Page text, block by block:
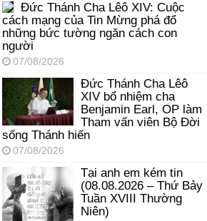
Đức Thánh Cha Lêô XIV: Cuộc
cách mạng của Tin Mừng phá đổ
những bức tường ngăn cách con
người
07/08/2026
Đức Thánh Cha Lêô
XIV bổ nhiệm cha
Benjamin Earl, OP làm
Tham vấn viên Bộ Đời
sống Thánh hiến
07/08/2026
Tại anh em kém tin
(08.08.2026 – Thứ Bảy
Tuần XVIII Thường
Niên)